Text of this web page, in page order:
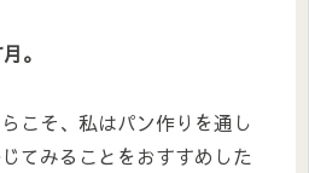
。
こそ、私はパン作りを通し
てみることをおすすめした